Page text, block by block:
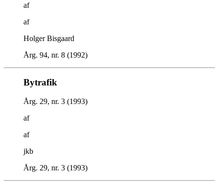
af
af
Holger Bisgaard
Årg. 94, nr. 8 (1992)
Bytrafik
Årg. 29, nr. 3 (1993)
af
af
jkb
Årg. 29, nr. 3 (1993)